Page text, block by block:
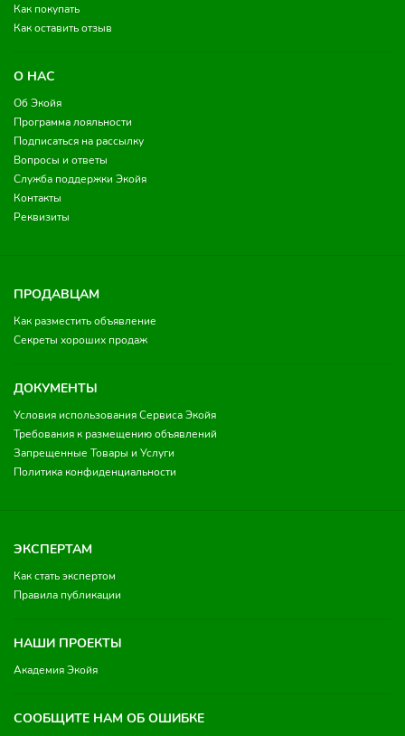
Как покупать
Как оставить отзыв
О НАС
Об Экойя
Программа лояльности
Подписаться на рассылку
Вопросы и ответы
Служба поддержки Экойя
Контакты
Реквизиты
ПРОДАВЦАМ
Как разместить объявление
Секреты хороших продаж
ДОКУМЕНТЫ
Условия использования Сервиса Экойя
Требования к размещению объявлений
Запрещенные Товары и Услуги
Политика конфиденциальности
ЭКСПЕРТАМ
Как стать экспертом
Правила публикации
НАШИ ПРОЕКТЫ
Академия Экойя
СООБЩИТЕ НАМ ОБ ОШИБКЕ